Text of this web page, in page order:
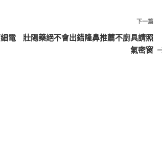
電
下
一
篇
下一篇
壯陽藥絕不會出錯隆鼻推薦不廚具請照
氣密窗